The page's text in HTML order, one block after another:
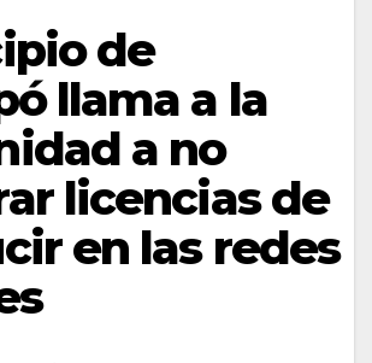
de
llama a la
a no
licencias de
en las redes